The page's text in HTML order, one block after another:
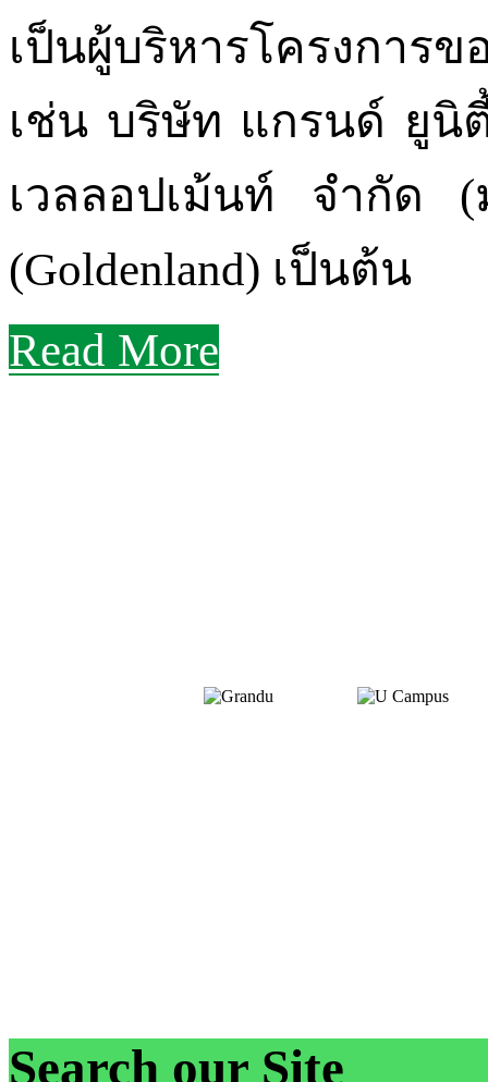
เป็นผู้บริหารโครงการ
เช่น บริษัท แกรนด์ ยูนิ
เวลลอปเม้นท์ จํากัด
(Goldenland) เป็นต้น
Read More
Search our Site